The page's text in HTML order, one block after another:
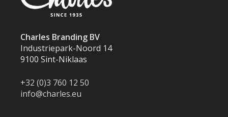
Charles Branding BV
Industriepark-Noord 14
9100 Sint-Niklaas
+32 (0)3 760 12 50
info@charles.eu